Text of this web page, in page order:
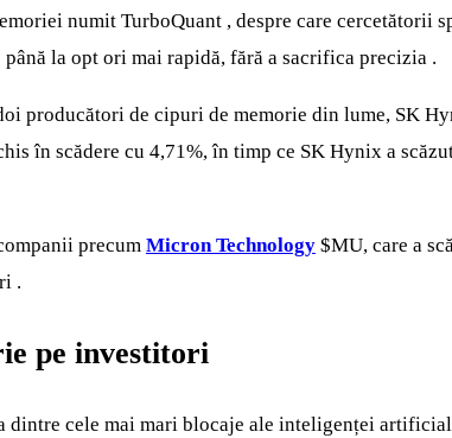
numit TurboQuant , despre care cercetătorii
la opt ori mai rapidă, fără a sacrifica precizia .
producători de cipuri de memorie din lume, SK
în scădere cu 4,71%, în timp ce SK Hynix a
precum Micron Technology $MU, care a
.
pe investitori
cele mai mari blocaje ale inteligenței